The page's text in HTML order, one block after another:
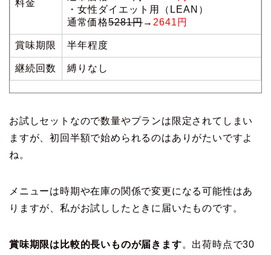
料金
・女性ダイエット用（LEAN）
通常価格5281円→ 2641円
賞味期限 半年程度
継続回数 縛りなし
お試しセットなので数量やプランは限定されてしまい
ますが、初回半額で始められるのはありがたいですよ
ね。
メニューは時期や在庫の関係で変更になる可能性はあ
りますが、私がお試ししたときに届いたものです。
賞味期限は比較的長いものが届きます。出荷時点で30